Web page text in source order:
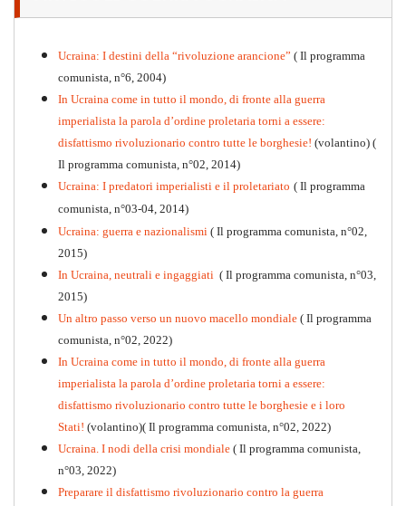
Kommunistisches Programm
PDF n°10 - 2026
Ucraina: I destini della “rivoluzione arancione” ( Il programma
comunista, n°6, 2004)
In Ucraina come in tutto il mondo, di fronte alla guerra
imperialista la parola d’ordine proletaria torni a essere:
disfattismo rivoluzionario contro tutte le borghesie! (volantino) (
Il programma comunista, n°02, 2014)
Ucraina: I predatori imperialisti e il proletariato ( Il programma
comunista, n°03-04, 2014)
Ucraina: guerra e nazionalismi ( Il programma comunista, n°02,
2015)
In Ucraina, neutrali e ingaggiati ( Il programma comunista, n°03,
2015)
Un altro passo verso un nuovo macello mondiale ( Il programma
comunista, n°02, 2022)
In Ucraina come in tutto il mondo, di fronte alla guerra
imperialista la parola d’ordine proletaria torni a essere:
disfattismo rivoluzionario contro tutte le borghesie e i loro
Stati! (volantino)( Il programma comunista, n°02, 2022)
Ucraina. I nodi della crisi mondiale ( Il programma comunista,
n°03, 2022)
Preparare il disfattismo rivoluzionario contro la guerra